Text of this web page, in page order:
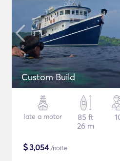
Custom Build
Iate a motor
85 ft
26 m
$3,054/noite